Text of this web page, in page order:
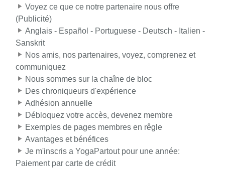
Voyez ce que ce notre partenaire nous offre
(Publicité)
Anglais - Español - Portuguese - Deutsch - Italien -
Sanskrit
Nos amis, nos partenaires, voyez, comprenez et
communiquez
Nous sommes sur la chaîne de bloc
Des chroniqueurs d'expérience
Adhésion annuelle
Débloquez votre accès, devenez membre
Exemples de pages membres en rêgle
Avantages et bénéfices
Je m'inscris a YogaPartout pour une année:
Paiement par carte de crédit